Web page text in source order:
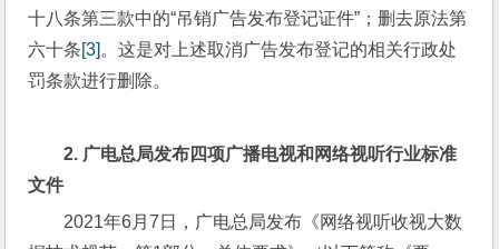
十八条第三款中的“吊销广告发布登记证件”；删去原法第
六十条[3] 。这是对上述取消广告发布登记的相关行政处
罚条款进行删除。
2. 广电总局发布四项广播电视和网络视听行业标准
文件
2021年6月7日，广电总局发布《网络视听收视大数